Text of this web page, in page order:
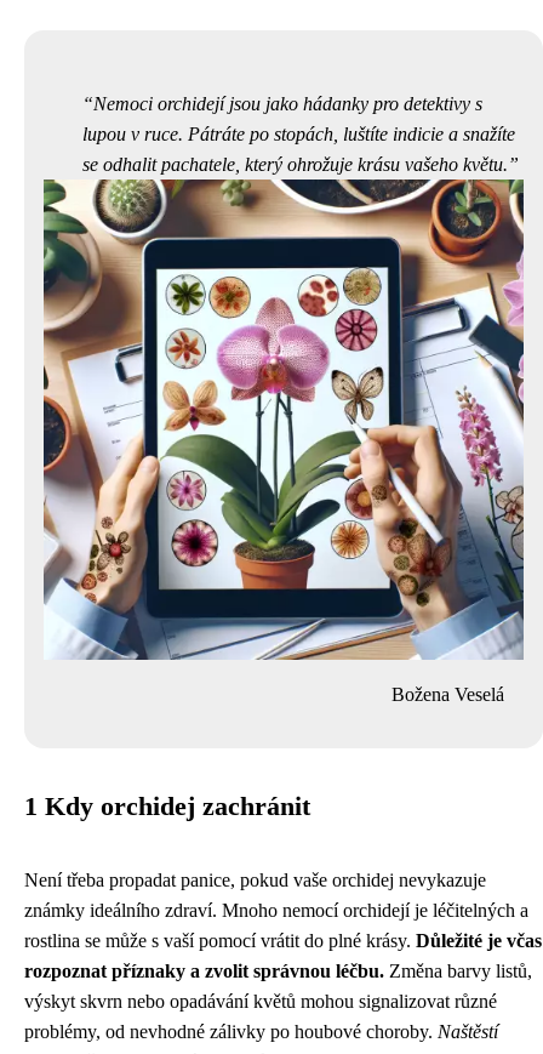
Nemoci orchidejí jsou jako hádanky pro detektivy s
lupou v ruce. Pátráte po stopách, luštíte indicie a snažíte
se odhalit pachatele, který ohrožuje krásu vašeho květu.
Božena Veselá
1 Kdy orchidej zachránit
Není třeba propadat panice, pokud vaše orchidej nevykazuje
známky ideálního zdraví. Mnoho nemocí orchidejí je léčitelných a
rostlina se může s vaší pomocí vrátit do plné krásy. Důležité je včas
rozpoznat příznaky a zvolit správnou léčbu. Změna barvy listů,
výskyt skvrn nebo opadávání květů mohou signalizovat různé
problémy, od nevhodné zálivky po houbové choroby. Naštěstí